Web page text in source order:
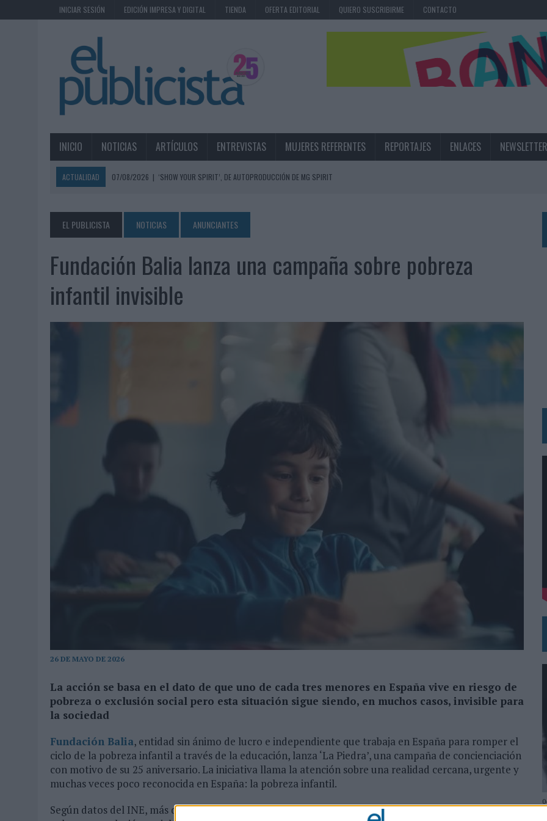
INICIAR SESIÓN EDICIÓN IMPRESA Y DIGITAL TIENDA OFERTA EDITORIAL QUIERO SUSCRIBIRME CONTACTO
INICIO NOTICIAS ARTÍCULOS ENTREVISTAS MUJERES REFERENTES REPORTAJES ENLACES NEWSLETTER
ACTUALIDAD 07/08/2026 | ‘SHOW YOUR SPIRIT’, DE AUTOPRODUCCIÓN DE MG SPIRIT
07/08/2026 | MG SPIRIT RELANZA SU MARCA CON UNA ESTRATEGIA 360º CENTRADA EN EL ORIGEN BARCELONÉS
07/08/2026
PATRÓN CONVIERTE EL NUEVO SINGLE DE ARÓN PIPER EN UNA EXPERIENCIA DE MARCA EN IBIZA
07/08/2026 |
EL VERANO PONE A PRUEBA LA ESTRATEGIA DIGITAL DE LAS MARCAS
07/08/2026
VUELING CONVIERTE LOS RECUERDOS EN SOUVENIRS CON IA
LA TELEVISIÓN SIGUE LIDERANDO EL CONSUMO DE MEDIOS EN VERANO Y SUPERA AL MÓVIL COMO DISPOSITIVO MÁS UTILIZADO
EL USO DE LA IA GENERATIVA ALCANZA YA AL 62% DE LOS ESPAÑOLES
SYSTEM1 NOMBRA A KIMBERLY BASTONI COMO NUEVA DIRECTORA COMERCIAL GLOBAL
FRIGO Y UNIQLO LANZAN UNA COLECCIÓN PERSONALIZABLE INSPIRADA EN CORNETTO, CALIPPO Y SOLERO
BEON WORLDWIDE LANZA RAÍZ URBANA PARA TRANSFORMAR EL PATRIMONIO HISTÓRICO EN ACTIVOS CULTURALES Y ECONÓMICOS
05/08/2026
FABRA COMUNICACIÓN INCORPORA A CASONÁ Y ASUME LA GESTIÓN DE SUS RELACIONES CON LOS MEDIOS
LOPESAN HOTELS & RESORTS ACERCA EL PARAÍSO CANARIO EN SU ÚLTIMA CAMPAÑA INTERNACIONAL
LUIS ARQUILLOS (BURGO DE ARIAS): “LA CONSTRUCCIÓN DE MARCA A LARGO PLAZO Y LA MEDICIÓN SON DOS CARAS DE LA MISMA
EL PUBLICISTA NOTICIAS ANUNCIANTES
Fundación Balia lanza una campaña sobre pobreza
infantil invisible
26 DE MAYO DE 2026
La acción se basa en el dato de que uno de cada tres menores en España vive en riesgo de
pobreza o exclusión social pero esta situación sigue siendo, en muchos casos, invisible para
la sociedad
Fundación Balia, entidad sin ánimo de lucro e independiente que trabaja en España para romper el
ciclo de la pobreza infantil a través de la educación, lanza ‘La Piedra’, una campaña de concienciación
con motivo de su 25 aniversario. La iniciativa llama la atención sobre una realidad cercana, urgente y
muchas veces poco reconocida en España: la pobreza infantil.
Según datos del INE, más de uno de cada tres menores de 16 años en España vive en riesgo de